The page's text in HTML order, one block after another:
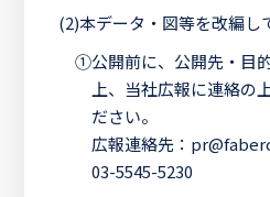
(2)本データ・図等を改編し
①公開前に、公開先・目
上、当社広報に連絡の
ださい。
広報連絡先：
03-5545-5230